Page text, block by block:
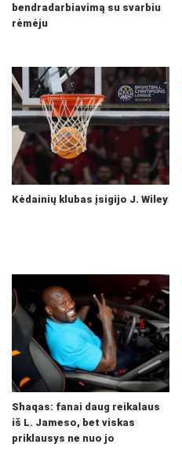
bendradarbiavimą su svarbiu
rėmėju
Kėdainių klubas įsigijo J. Wiley
Shaqas: fanai daug reikalaus
iš L. Jameso, bet viskas
priklausys ne nuo jo